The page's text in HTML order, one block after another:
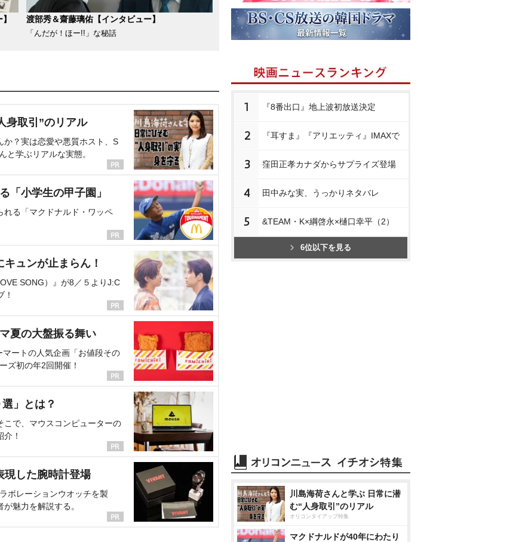
渡部秀＆齋藤璃佑【インタビュー】
「んだが！ほー!!」な秘話
身取引”のリアル
か？実は恋愛や悪質ホスト、S
と学ぶリアルな実態。
「小学生の甲子園」
れる「マクドナルド・ワッペ
ュンが止まらん！
SONG）』が8／５よりJ:C
夏の大盤振る舞い
ートの人気企画「お値段その
ズ初の年2回開催！
」とは？
こで、マウスコンピューターの
！
現した腕時計登場
ボレーションウオッチを製
魅力を解説する。
1 『8番出口』地上波初放送決定
2 『耳すま』『アリエッティ』IMAXで
3 窪田正孝カナダからサプライズ登場
4 田中みな実、うっかりネタバレ
5 &TEAM・K×綱啓永×樋口幸平（2）
6位以下を見る
川島海荷さんと学ぶ 日常に潜
む“人身取引”のリアル
オリコンタイアップ特集
マクドナルドが40年にわたり